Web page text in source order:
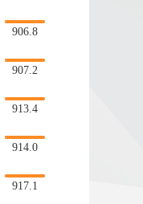
906.8
907.2
913.4
914.0
917.1